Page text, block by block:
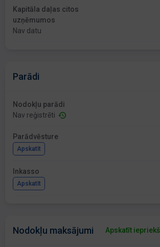
Kapitāla daļas citos
uzņēmumos
Nav datu
Parādi
Nodokļu parādi
Nav reģistrēti
Parādvēsture
Apskatīt
Inkasso
Apskatīt
Nodokļu maksājumi Apskatīt